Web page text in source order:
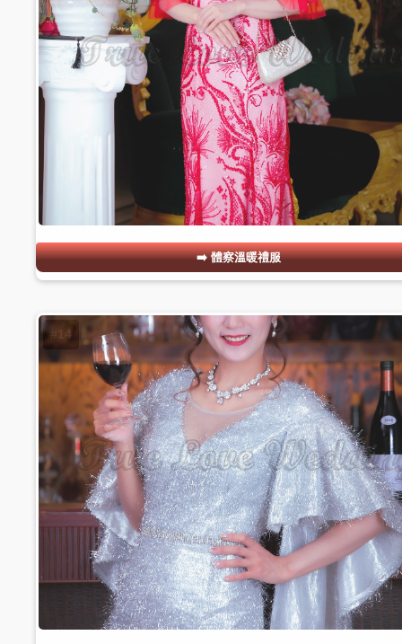
體察溫暖禮服
#14